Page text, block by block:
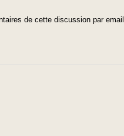
de cette discussion par email